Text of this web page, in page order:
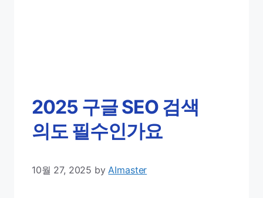
2025 구글 SEO 검색
의도 필수인가요
10월 27, 2025 byAImaster